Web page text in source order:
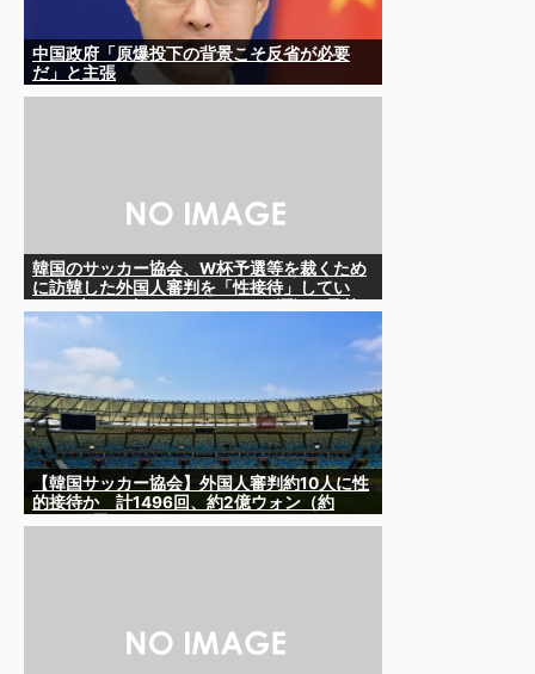
中国政府「原爆投下の背景こそ反省が必要
だ」と主張
韓国のサッカー協会、W杯予選等を裁くため
に訪韓した外国人審判を「性接待」してい
を持ってりゃそうなるわな
【韓国サッカー協会】外国人審判約10人に性
的接待か 計1496回、約2億ウォン（約